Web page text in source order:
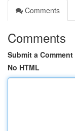
Comments
Comments
Submit a Comment
No HTML